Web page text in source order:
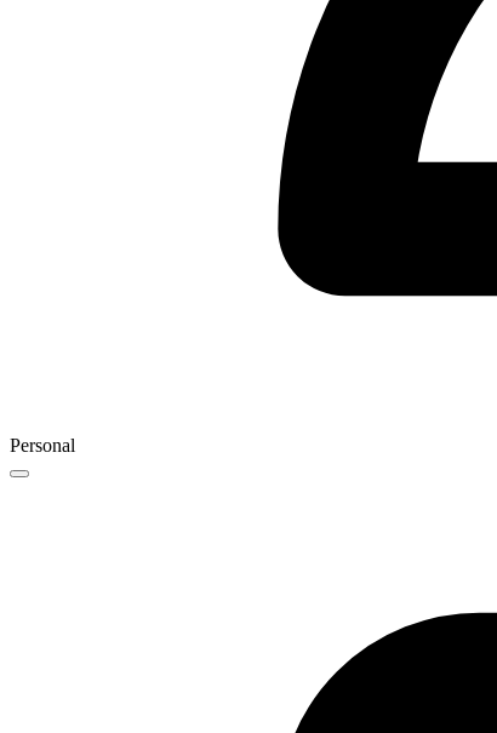
Personal